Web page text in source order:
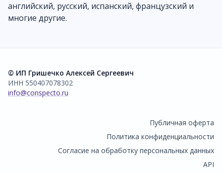
английский, русский, испанский, французский и
многие другие.
© ИП Гришечко Алексей Сергеевич
ИНН 550407078302
info@conspecto.ru
Публичная оферта
Политика конфиденциальности
Согласие на обработку персональных данных
API